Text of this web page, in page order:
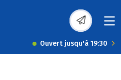
Ouvert jusqu'à 19:30